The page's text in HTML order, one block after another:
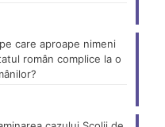
care aproape nimeni
român complice la o